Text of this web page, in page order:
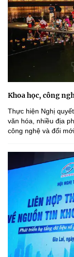
Khoa học, công
Thực hiện Nghị
văn hóa, nhiều địa
công nghệ và đổi